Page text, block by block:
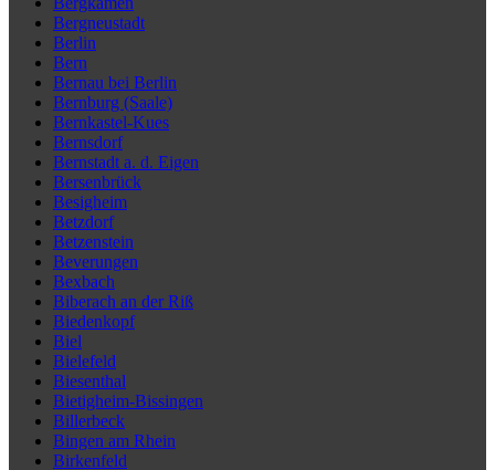
Bergneustadt
Berlin
Bern
Bernau bei Berlin
Bernburg (Saale)
Bernkastel-Kues
Bernsdorf
Bernstadt a. d. Eigen
Bersenbrück
Besigheim
Betzdorf
Betzenstein
Beverungen
Bexbach
Biberach an der Riß
Biedenkopf
Biel
Bielefeld
Biesenthal
Bietigheim-Bissingen
Billerbeck
Bingen am Rhein
Birkenfeld